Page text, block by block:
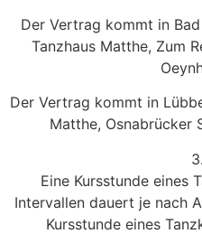
Der Vertrag kommt in
Tanzhaus Matthe, Zum
Der Vertrag kommt in
Matthe, Osnabrücker
Eine Kursstunde eines
Intervallen dauert je nach
Kursstunde eines